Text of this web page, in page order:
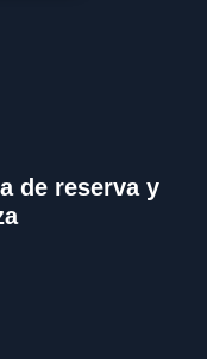
de reserva y